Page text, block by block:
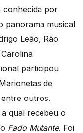
conhecida por
panorama musical
Leão, Rão
participou
de
entre outros.
qual recebeu o
Fado Mutante. Foi